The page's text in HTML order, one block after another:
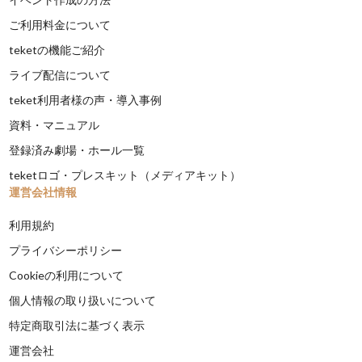
ご利用料金について
teketの機能ご紹介
ライブ配信について
teket利用者様の声・導入事例
資料・マニュアル
登録済み劇場・ホール一覧
teketロゴ・プレスキット（メディアキット）
運営会社情報
利用規約
プライバシーポリシー
Cookieの利用について
個人情報の取り扱いについて
特定商取引法に基づく表示
運営会社